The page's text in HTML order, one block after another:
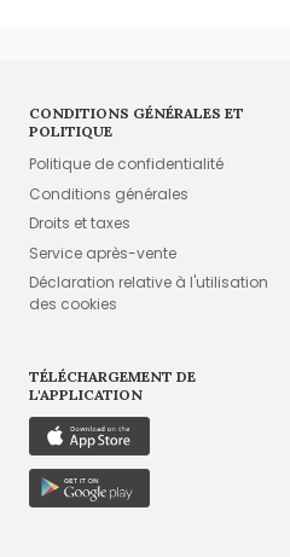
CONDITIONS GÉNÉRALES ET
POLITIQUE
Politique de confidentialité
Conditions générales
Droits et taxes
Service après-vente
Déclaration relative à l'utilisation
des cookies
TÉLÉCHARGEMENT DE
L'APPLICATION